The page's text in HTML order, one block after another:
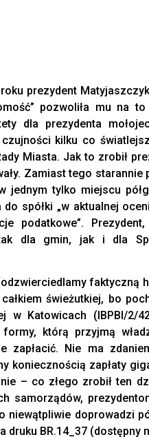
prezydent
pozwoliła mu na
dla prezydenta
kilku co
Miasta. Jak to zrobił
Zamiast tego
jednym tylko miejscu
spółki „w aktualnej
podatkowe”.
dla gmin, jak i dla
faktyczną
świeżutkiej, bo
w Katowicach (IBPBI/2/
którą przyjmą
zapłacić. Nie ma
koniecznością zapłaty
– co złego zrobił ten
samorządów,
doprowadzi
druku BR.14_37 (dostępny